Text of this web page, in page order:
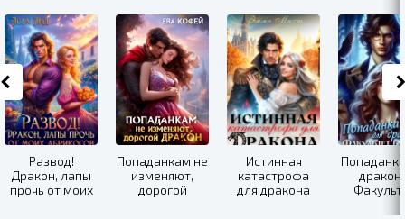
Развод!
Дракон, лапы
прочь от моих
Попаданкам не
изменяют,
дорогой
Истинная
катастрофа
для дракона